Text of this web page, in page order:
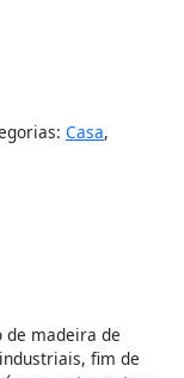
Casa,
de madeira de
fim de